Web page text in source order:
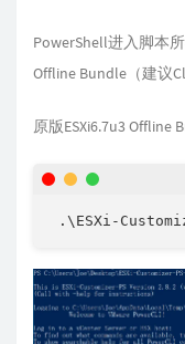
PowerShell进入脚本
Offline Bundle（建议
原版ESXi6.7u3 Offline
.\ESXi-